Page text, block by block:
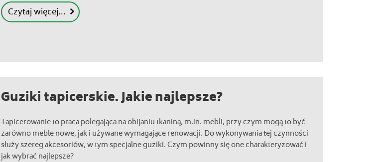
Czytaj więcej...
Guziki tapicerskie. Jakie najlepsze?
Tapicerowanie to praca polegająca na obijaniu tkaniną, m.in. mebli, przy czym mogą to być
zarówno meble nowe, jak i używane wymagające renowacji. Do wykonywania tej czynności
służy szereg akcesoriów, w tym specjalne guziki. Czym powinny się one charakteryzować i
jak wybrać najlepsze?